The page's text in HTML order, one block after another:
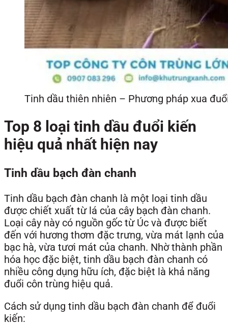
Tinh dầu thiên nhiên – Phương pháp xua
Top 8 loại tinh dầu đuổi kiến
hiệu quả nhất hiện nay
Tinh dầu bạch đàn chanh
Tinh dầu bạch đàn chanh là một loại tinh dầu
được chiết xuất từ lá của cây bạch đàn chanh.
Loại cây này có nguồn gốc từ Úc và được biết
đến với hương thơm đặc trưng, vừa mát lạnh của
bạc hà, vừa tươi mát của chanh. Nhờ thành phần
hóa học đặc biệt, tinh dầu bạch đàn chanh có
nhiều công dụng hữu ích, đặc biệt là khả năng
đuổi côn trùng hiệu quả.
Cách sử dụng tinh dầu bạch đàn chanh để đuổi
kiến: